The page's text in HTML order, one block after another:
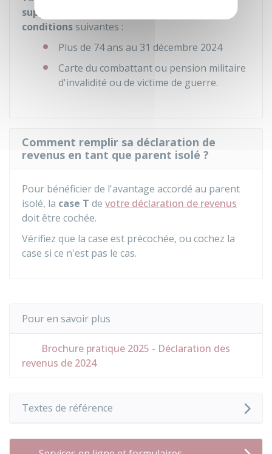
supplémentaire
conditions suivantes :
Plus de 74 ans au 31 décembre 2024
Carte du combattant ou pension militaire
d'invalidité ou de victime de guerre.
Comment remplir sa déclaration de
revenus en tant que parent isolé ?
Pour bénéficier de l'avantage accordé au parent
isolé, la case T de votre déclaration de revenus
doit être cochée.
Vérifiez que la case est précochée, ou cochez la
case si ce n'est pas le cas.
Pour en savoir plus
Brochure pratique 2025 - Déclaration des
revenus de 2024
Textes de référence